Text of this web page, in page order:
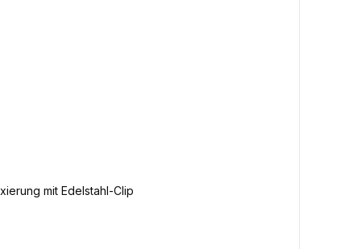
mit Edelstahl-Clip